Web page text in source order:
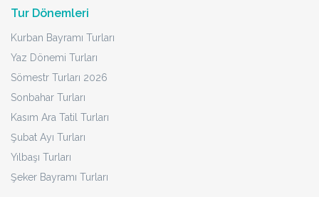
Tur Dönemleri
Kurban Bayramı Turları
Yaz Dönemi Turları
Sömestr Turları 2026
Sonbahar Turları
Kasım Ara Tatil Turları
Şubat Ayı Turları
Yılbaşı Turları
Şeker Bayramı Turları